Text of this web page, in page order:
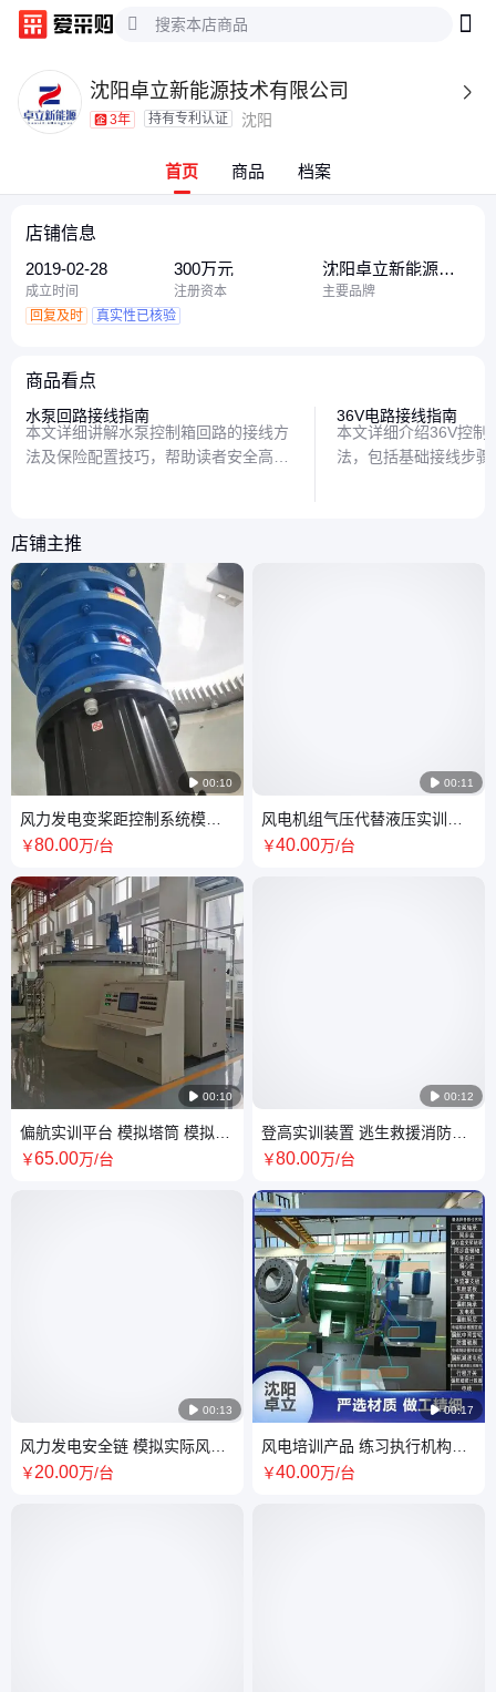
沈阳卓立新能源技术有限公司 
3年 持有专利认证 沈阳
首页 商品 档案
店铺信息
2019-02-28
成立时间
300万元
注册资本
沈阳卓立新能源技
术
主要品牌
回复及时
真实性已核验
商品看点
水泵回路接线指南
本文详细讲解水泵控制箱回路的接线方
法及保险配置技巧，帮助读者安全高效
36V电路接线指南
本文详细介绍36V控制
法，包括基础接线步
店铺主推
 00:10
风力发电变桨距控制系统模拟
实验平台 变桨实训平台
￥80.00万/台
 00:10
偏航实训平台 模拟塔筒 模拟底
盘 偏航轴承 液压直动制动器
￥65.00万/台
 00:13
风力发电安全链 模拟实际风机
前侧安装板分为机舱轮毂塔基
￥20.00万/台
 00:11
风电机组气压代替液压实训系
统 电气回路接线 回路调试
￥40.00万/台
 00:12
登高实训装置 逃生救援消防和
急救爬梯 助爬器免爬器铝合金
￥80.00万/台
 00:17
风电培训产品 练习执行机构故
障风电机组整机虚拟装配软件
￥40.00万/台